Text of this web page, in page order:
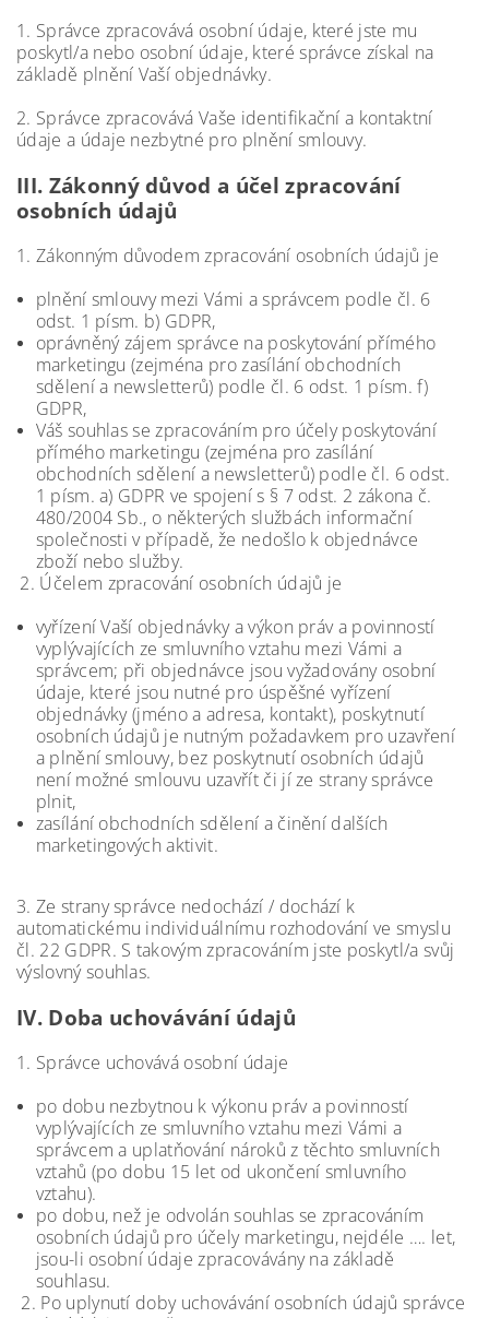
1. Správce zpracovává osobní údaje, které jste mu
poskytl/a nebo osobní údaje, které správce získal na
základě plnění Vaší objednávky.
2. Správce zpracovává Vaše identifikační a kontaktní
údaje a údaje nezbytné pro plnění smlouvy.
III. Zákonný důvod a účel zpracování
osobních údajů
1. Zákonným důvodem zpracování osobních údajů je
plnění smlouvy mezi Vámi a správcem podle čl. 6
odst. 1 písm. b) GDPR,
oprávněný zájem správce na poskytování přímého
marketingu (zejména pro zasílání obchodních
sdělení a newsletterů) podle čl. 6 odst. 1 písm. f)
GDPR,
Váš souhlas se zpracováním pro účely poskytování
přímého marketingu (zejména pro zasílání
obchodních sdělení a newsletterů) podle čl. 6 odst.
1 písm. a) GDPR ve spojení s § 7 odst. 2 zákona č.
480/2004 Sb., o některých službách informační
společnosti v případě, že nedošlo k objednávce
zboží nebo služby.
2. Účelem zpracování osobních údajů je
vyřízení Vaší objednávky a výkon práv a povinností
vyplývajících ze smluvního vztahu mezi Vámi a
správcem; při objednávce jsou vyžadovány osobní
údaje, které jsou nutné pro úspěšné vyřízení
objednávky (jméno a adresa, kontakt), poskytnutí
osobních údajů je nutným požadavkem pro uzavření
a plnění smlouvy, bez poskytnutí osobních údajů
není možné smlouvu uzavřít či jí ze strany správce
plnit,
zasílání obchodních sdělení a činění dalších
marketingových aktivit.
3. Ze strany správce nedochází / dochází k
automatickému individuálnímu rozhodování ve smyslu
čl. 22 GDPR. S takovým zpracováním jste poskytl/a svůj
výslovný souhlas.
IV. Doba uchovávání údajů
1. Správce uchovává osobní údaje
po dobu nezbytnou k výkonu práv a povinností
vyplývajících ze smluvního vztahu mezi Vámi a
správcem a uplatňování nároků z těchto smluvních
vztahů (po dobu 15 let od ukončení smluvního
vztahu).
po dobu, než je odvolán souhlas se zpracováním
osobních údajů pro účely marketingu, nejdéle …. let,
jsou-li osobní údaje zpracovávány na základě
souhlasu.
2. Po uplynutí doby uchovávání osobních údajů správce